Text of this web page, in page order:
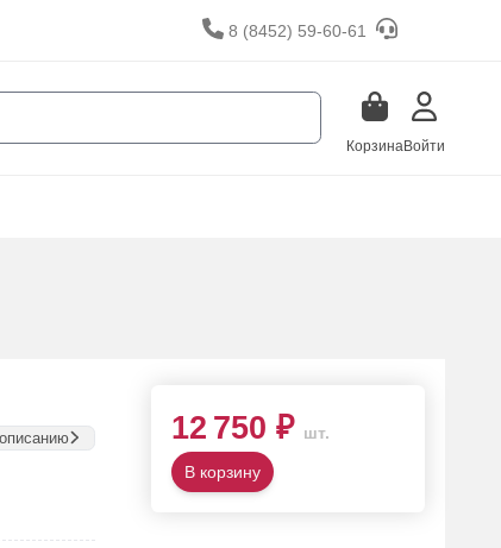
8 (8452) 59-60-61
КорзинаВойти
12 750 ₽ шт.
В корзину